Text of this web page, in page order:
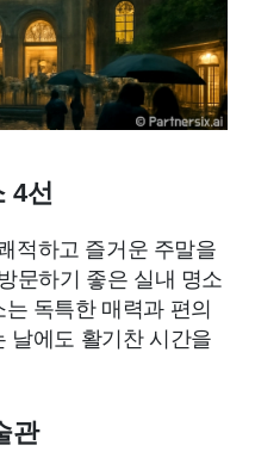
4선
적하고 즐거운 주말을
문하기 좋은 실내 명소
독특한 매력과 편의
날에도 활기찬 시간을
관